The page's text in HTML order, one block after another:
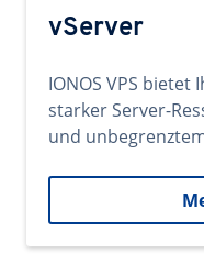
vServer
IONOS VPS
starker Server-
und